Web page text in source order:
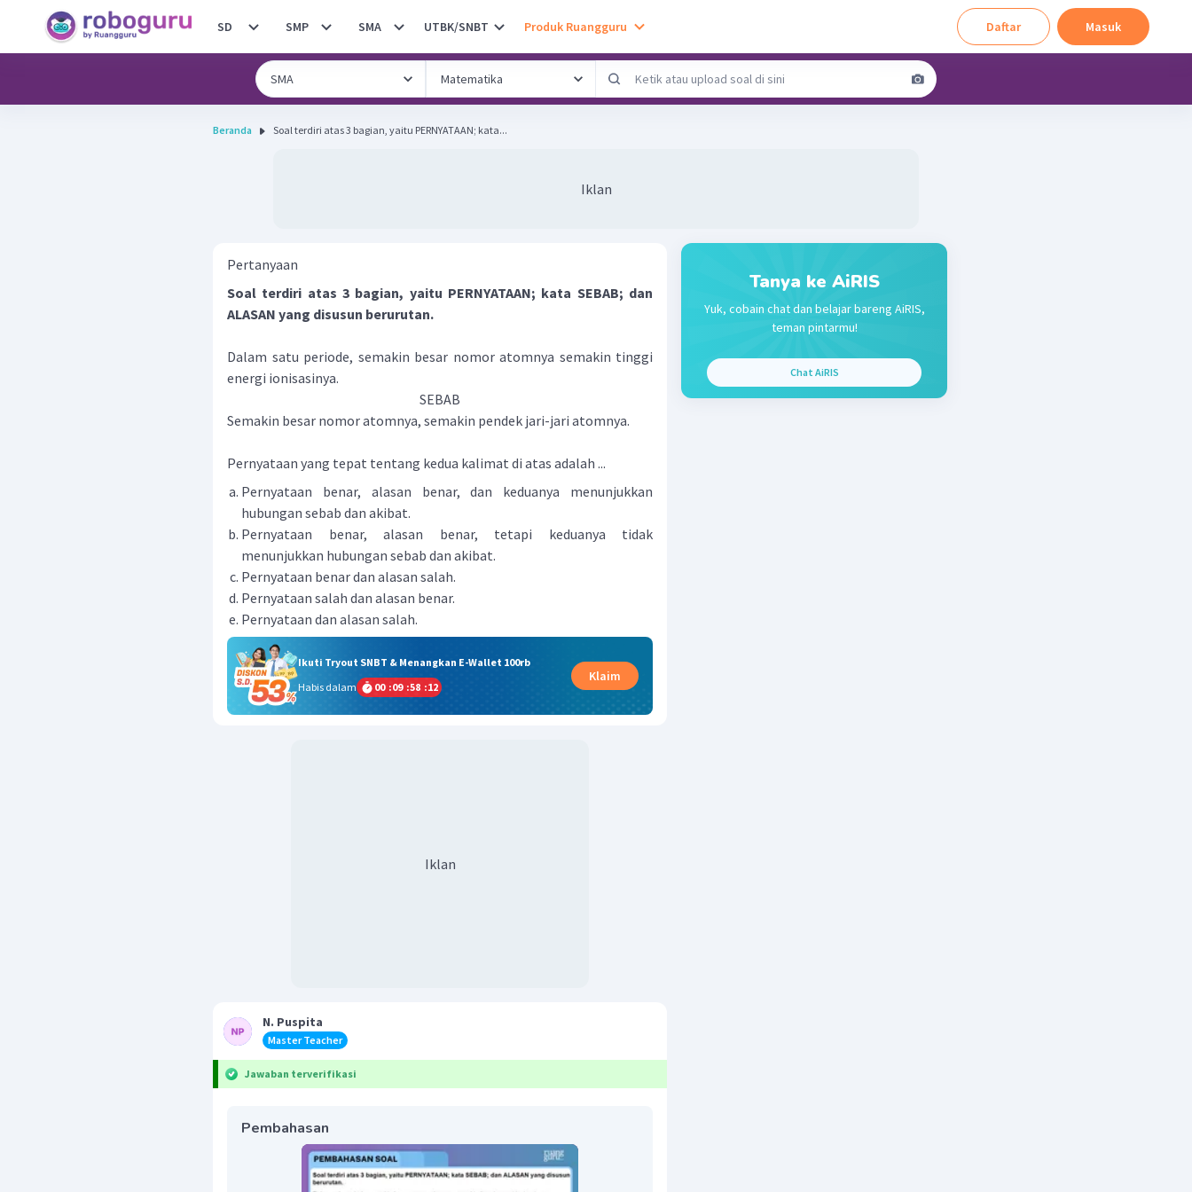
SD SMP SMA UTBK/SNBT Produk Ruangguru Daftar Masuk
Beranda Soal terdiri atas 3 bagian, yaitu PERNYATAAN; kata...
Iklan
Pertanyaan
Soal terdiri atas 3 bagian, yaitu PERNYATAAN; kata SEBAB; dan
ALASAN yang disusun berurutan.
Dalam satu periode, semakin besar nomor atomnya semakin tinggi
energi ionisasinya.
SEBAB
Semakin besar nomor atomnya, semakin pendek jari-jari atomnya.
Pernyataan yang tepat tentang kedua kalimat di atas adalah ...
Pernyataan benar, alasan benar, dan keduanya menunjukkan
hubungan sebab dan akibat.
Pernyataan benar, alasan benar, tetapi keduanya tidak
menunjukkan hubungan sebab dan akibat.
Pernyataan benar dan alasan salah.
Pernyataan salah dan alasan benar.
Pernyataan dan alasan salah.
Ikuti Tryout SNBT & Menangkan E-Wallet 100rb
Habis dalam
00 :09 :58 :11
Klaim
Iklan
N. Puspita
Master Teacher
Jawaban terverifikasi
Pembahasan
Tanya ke AiRIS
Yuk, cobain chat dan belajar bareng AiRIS,
teman pintarmu!
Chat AiRIS